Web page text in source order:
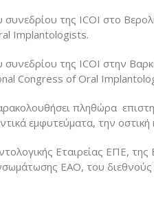
της ICOI στο
Implantologists.
της ICOI στην
Congress of Oral
πληθώρα
εμφυτεύματα, την οστική
Εταιρείας ΕΠΕ,
EAO, του